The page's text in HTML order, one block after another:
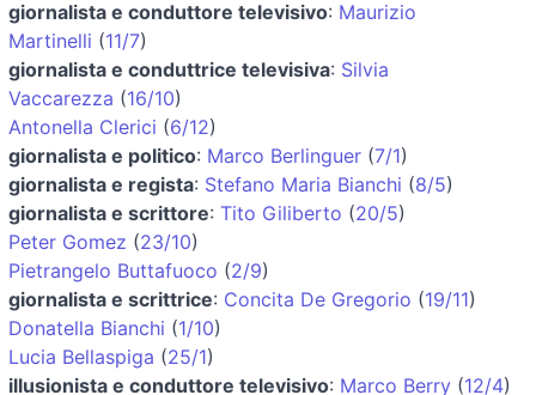
giornalista e conduttore televisivo: Maurizio
Martinelli (11/7)
giornalista e conduttrice televisiva: Silvia
Vaccarezza (16/10)
Antonella Clerici (6/12)
giornalista e politico: Marco Berlinguer (7/1)
giornalista e regista: Stefano Maria Bianchi (8/5)
giornalista e scrittore: Tito Giliberto (20/5)
Peter Gomez (23/10)
Pietrangelo Buttafuoco (2/9)
giornalista e scrittrice: Concita De Gregorio (19/11)
Donatella Bianchi (1/10)
Lucia Bellaspiga (25/1)
illusionista e conduttore televisivo: Marco Berry (12/4)